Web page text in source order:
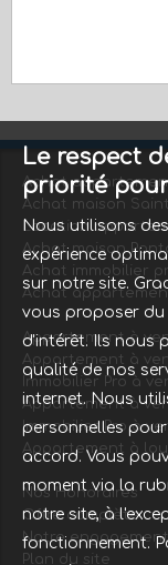
Achat
Achat maison
Location
Achat maison
Achat immobilier
Achat
Appartement à
Appartement à
Immobilier Pro à
Appartement à
Immobilier Pro à
Appartement à
Nos Honoraires
Offre complète
Notre engagement
Plan du site
Le respect
priorité
Nous utilisons
expérience
sur notre site.
vous proposer
d'intérêt. Ils nous
qualité de nos
internet. Nous
personnelles
accord. Vous
moment via la
notre site, à
fonctionnement.